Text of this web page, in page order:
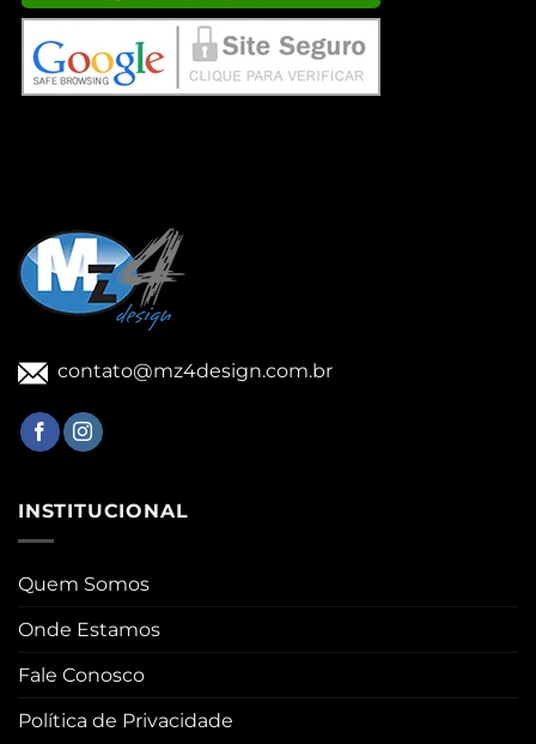
contato@mz4design.com.br
INSTITUCIONAL
Quem Somos
Onde Estamos
Fale Conosco
Política de Privacidade